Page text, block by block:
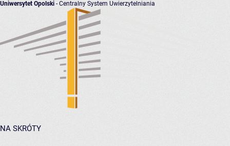
Uniwersytet Opolski - Centralny System Uwierzytelniania
NA SKRÓTY